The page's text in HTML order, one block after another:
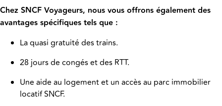
Chez SNCF Voyageurs, nous vous offrons également des
avantages spécifiques tels que :
La quasi gratuité des trains.
28 jours de congés et des RTT.
Une aide au logement et un accès au parc immobilier
locatif SNCF.